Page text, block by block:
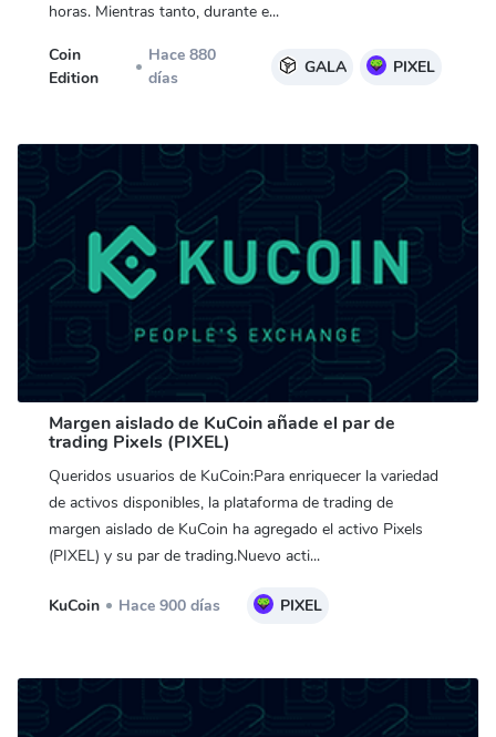
horas. Mientras tanto, durante e...
Coin
Edition
Hace 880
días
GALA PIXEL
Margen aislado de KuCoin añade el par de
trading Pixels (PIXEL)
Queridos usuarios de KuCoin:Para enriquecer la variedad
de activos disponibles, la plataforma de trading de
margen aislado de KuCoin ha agregado el activo Pixels
(PIXEL) y su par de trading.Nuevo acti...
KuCoin Hace 900 días PIXEL